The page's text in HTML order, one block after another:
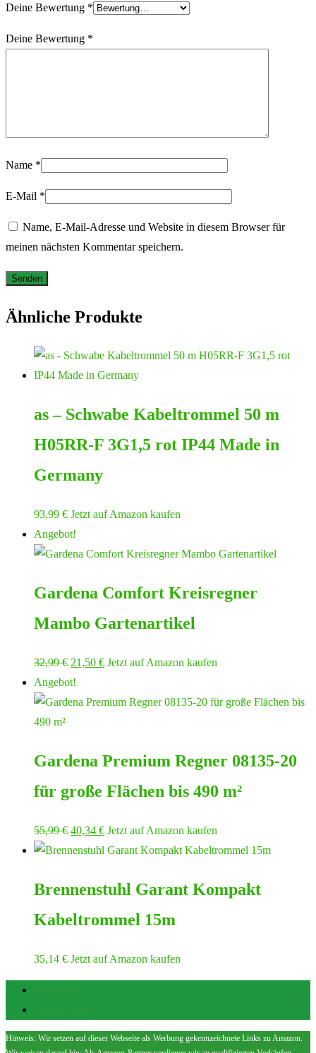
Deine Bewertung *
Deine Bewertung *
Name *
E-Mail *
Name, E-Mail-Adresse und Website in diesem Browser für
meinen nächsten Kommentar speichern.
Ähnliche Produkte
as – Schwabe Kabeltrommel 50 m
H05RR-F 3G1,5 rot IP44 Made in
Germany
93,99 € Jetzt auf Amazon kaufen
Angebot!
Gardena Comfort Kreisregner
Mambo Gartenartikel
32,99€ Ursprünglicher
Preis
war:
21,50 €Aktueller
ist:
Jetzt auf Amazon kaufen
Angebot!
Gardena Premium Regner 08135-20
für große Flächen bis 490 m²
55,99€ Ursprünglicher
Preis
55,99 €
40,34 €Aktueller
Preis
40,34 €.
Jetzt auf Amazon kaufen
Brennenstuhl Garant Kompakt
Kabeltrommel 15m
35,14 € Jetzt auf Amazon kaufen
Hinweis: Wir setzen auf dieser Webseite als Werbung gekennzeichnete Links zu Amazon.